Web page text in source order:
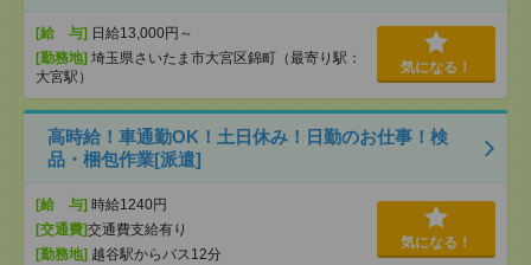
[給 与] 日給13,000円～
[勤務地] 埼玉県さいたま市大宮区錦町（最寄り駅：
大宮駅）
気になる！
高時給！車通勤OK！土日休み！日勤のお仕事！検
品・梱包作業[派遣]
[給 与] 時給1240円
[交通費]交通費支給有り
[勤務地] 越谷駅からバス12分
気になる！